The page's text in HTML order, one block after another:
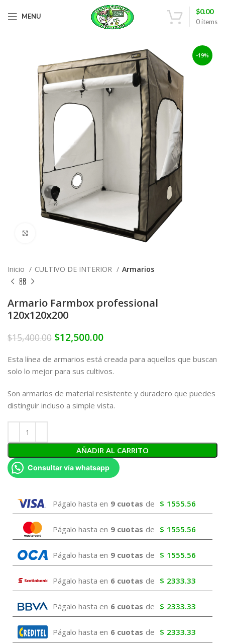
MENU
0items
$0.00
-19%
Inicio CULTIVO DE INTERIOR Armarios
Armario Farmbox professional
120x120x200
$15,400.00 $12,500.00
Esta línea de armarios está creada para aquellos que buscan
solo lo mejor para sus cultivos.
Son armarios de material resistente y duradero que puedes
distinguir incluso a simple vista.
AÑADIR AL CARRITO
Consultar vía whatsapp
Págalo hasta en 9 cuotas de $ 1555.56
Págalo hasta en 9 cuotas de $ 1555.56
Págalo hasta en 9 cuotas de $ 1555.56
Págalo hasta en 6 cuotas de $ 2333.33
Págalo hasta en 6 cuotas de $ 2333.33
Págalo hasta en 6 cuotas de $ 2333.33